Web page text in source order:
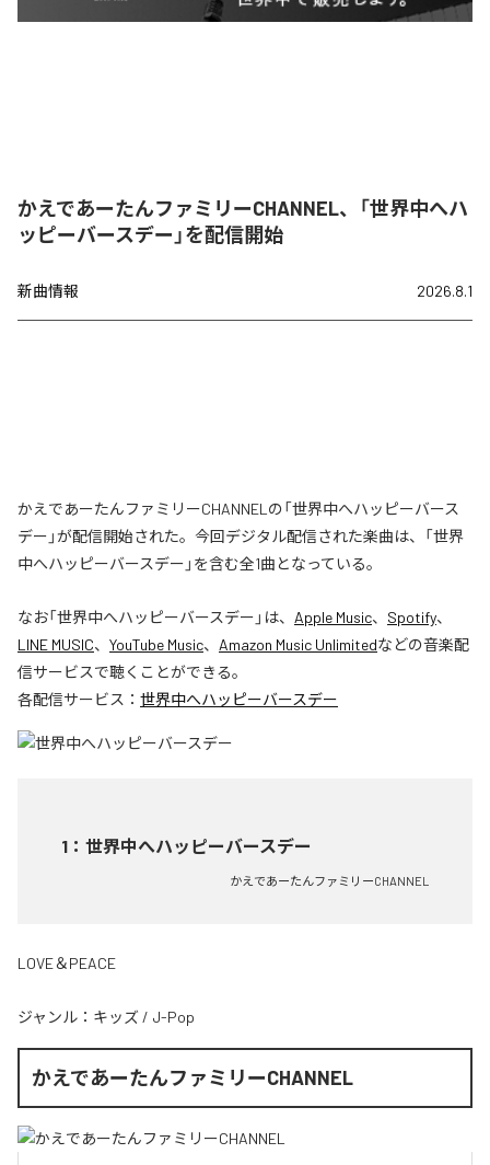
かえであーたんファミリーCHANNEL、「世界中へハ
ッピーバースデー」を配信開始
新曲情報 2026.8.1
かえであーたんファミリーCHANNELの「世界中へハッピーバース
デー」が配信開始された。今回デジタル配信された楽曲は、「世界
中へハッピーバースデー」を含む全1曲となっている。
なお「世界中へハッピーバースデー 」は、 Apple Music、 Spotify、
LINE MUSIC、 YouTube Music、 Amazon Music Unlimitedなどの音楽配
信サービスで聴くことができる。
各配信サービス： 世界中へハッピーバースデー
1 ： 世界中へハッピーバースデー
かえであーたんファミリーCHANNEL
LOVE＆PEACE
ジャンル： キッズ / J-Pop
かえであーたんファミリーCHANNEL